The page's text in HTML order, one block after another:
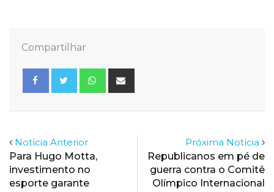
Compartilhar
Whatsapp
Notícia Anterior
Para Hugo Motta,
investimento no
esporte garante
Próxima Notícia
Republicanos em pé de
guerra contra o Comitê
Olímpico Internacional